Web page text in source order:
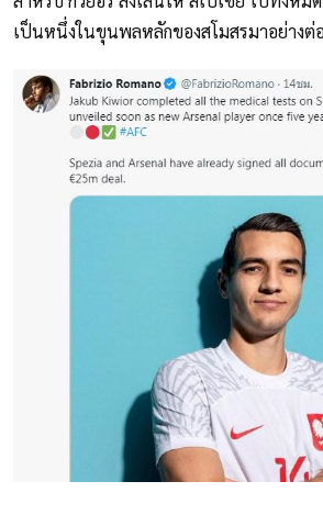
เป็นหนึ่งในขุนพลหลักของสโมสรมาอย่างต่